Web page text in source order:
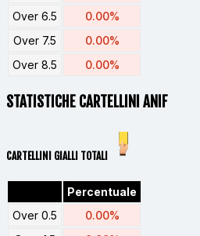
Over 6.5
0.00%
Over 7.5
0.00%
Over 8.5
0.00%
STATISTICHE CARTELLINI ANIF
CARTELLINI GIALLI TOTALI
Percentuale
Over 0.5
0.00%